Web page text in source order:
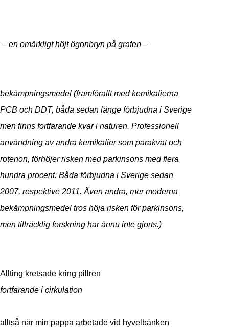
– en omärkligt höjt ögonbryn på grafen –
bekämpningsmedel (framförallt med kemikalierna
PCB och DDT, båda sedan länge förbjudna i Sverige
men finns fortfarande kvar i naturen. Professionell
användning av andra kemikalier som parakvat och
rotenon, förhöjer risken med parkinsons med flera
hundra procent. Båda förbjudna i Sverige sedan
2007, respektive 2011. Även andra, mer moderna
bekämpningsmedel tros höja risken för parkinsons,
men tillräcklig forskning har ännu inte gjorts.)
Allting kretsade kring pillren
fortfarande i cirkulation
alltså när min pappa arbetade vid hyvelbänken